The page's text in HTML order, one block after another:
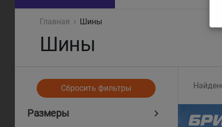
Главная Шины
Шины
Сбросить фильтры
Размеры